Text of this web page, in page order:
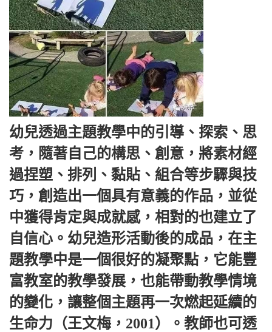
幼兒透過主題教學中的引導、探索、思
考，隨著自己的構思、創意，將素材經
過捏塑、排列、黏貼、組合等步驟與技
巧，創造出一個具有意義的作品，並從
中獲得肯定與成就感，相對的也建立了
自信心。幼兒造形活動後的成品，在主
題教學中是一個很好的凝聚點，它能豐
富教室的教學發展，也能帶動教學情境
的變化，讓整個主題再一次燃起延續的
生命力（王文梅，2001）。教師也可透